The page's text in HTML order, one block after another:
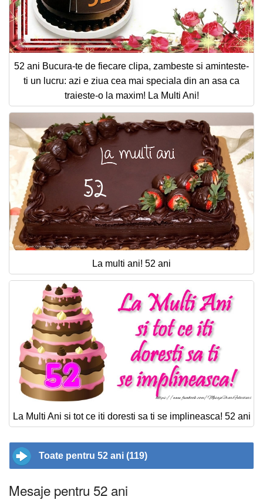
52 ani Bucura-te de fiecare clipa, zambeste si aminteste-
ti un lucru: azi e ziua cea mai speciala din an asa ca
traieste-o la maxim! La Multi Ani!
La multi ani! 52 ani
La Multi Ani si tot ce iti doresti sa ti se implineasca! 52 ani
Toate pentru 52 ani (119)
Mesaje pentru 52 ani